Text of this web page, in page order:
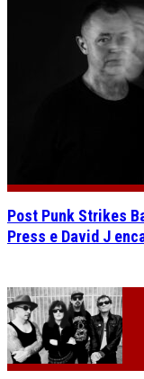
Post Punk Strikes
Press e David J